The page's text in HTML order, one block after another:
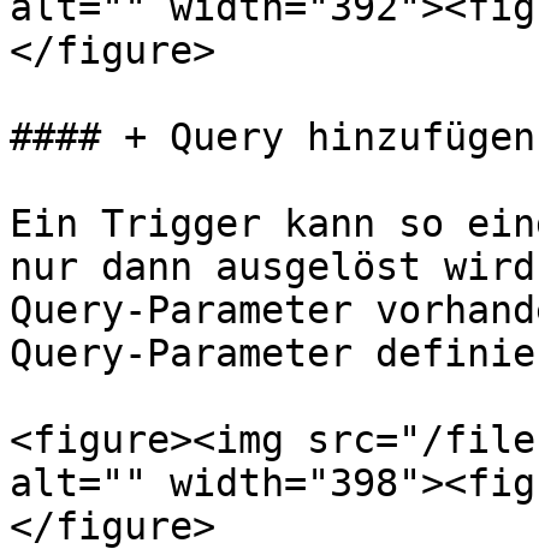
</figure>
#### + Query hinzufügen
Ein Trigger kann so
nur dann ausgelöst
Query-Parameter
Query-Parameter
<figure><img src="/files/
alt=""
</figure>